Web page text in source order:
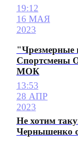
19:12
16 МАЯ
2023
"Чрезмерные
Спортсмены
МОК
13:53
28 АПР
2023
Не хотим
Чернышенко